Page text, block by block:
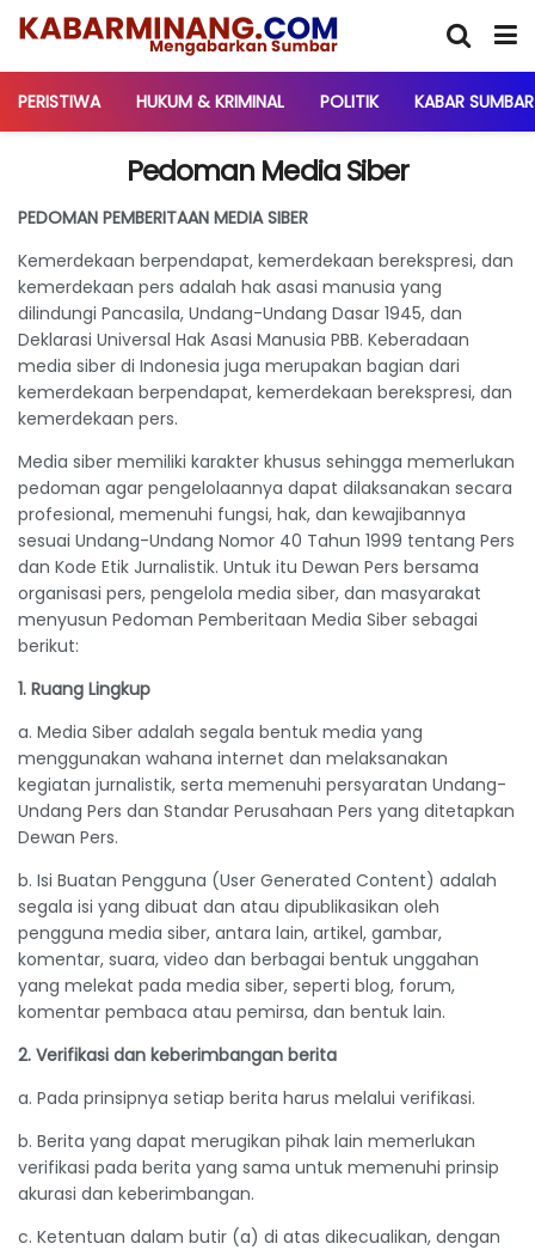
PERISTIWA HUKUM & KRIMINAL POLITIK KABAR SUMBAR
Pedoman Media Siber
PEDOMAN PEMBERITAAN MEDIA SIBER
Kemerdekaan berpendapat, kemerdekaan berekspresi, dan
kemerdekaan pers adalah hak asasi manusia yang
dilindungi Pancasila, Undang-Undang Dasar 1945, dan
Deklarasi Universal Hak Asasi Manusia PBB. Keberadaan
media siber di Indonesia juga merupakan bagian dari
kemerdekaan berpendapat, kemerdekaan berekspresi, dan
kemerdekaan pers.
Media siber memiliki karakter khusus sehingga memerlukan
pedoman agar pengelolaannya dapat dilaksanakan secara
profesional, memenuhi fungsi, hak, dan kewajibannya
sesuai Undang-Undang Nomor 40 Tahun 1999 tentang Pers
dan Kode Etik Jurnalistik. Untuk itu Dewan Pers bersama
organisasi pers, pengelola media siber, dan masyarakat
menyusun Pedoman Pemberitaan Media Siber sebagai
berikut:
1. Ruang Lingkup
a. Media Siber adalah segala bentuk media yang
menggunakan wahana internet dan melaksanakan
kegiatan jurnalistik, serta memenuhi persyaratan Undang-
Undang Pers dan Standar Perusahaan Pers yang ditetapkan
Dewan Pers.
b. Isi Buatan Pengguna (User Generated Content) adalah
segala isi yang dibuat dan atau dipublikasikan oleh
pengguna media siber, antara lain, artikel, gambar,
komentar, suara, video dan berbagai bentuk unggahan
yang melekat pada media siber, seperti blog, forum,
komentar pembaca atau pemirsa, dan bentuk lain.
2. Verifikasi dan keberimbangan berita
a. Pada prinsipnya setiap berita harus melalui verifikasi.
b. Berita yang dapat merugikan pihak lain memerlukan
verifikasi pada berita yang sama untuk memenuhi prinsip
akurasi dan keberimbangan.
c. Ketentuan dalam butir (a) di atas dikecualikan, dengan